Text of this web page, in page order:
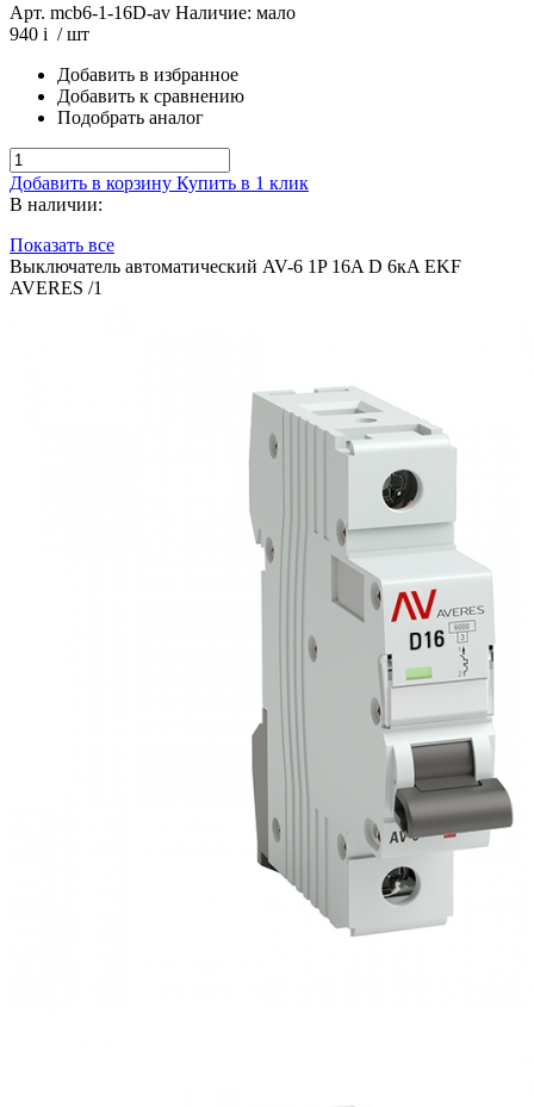
Арт. mcb6-1-16D-av Наличие: мало
940 i / шт
Добавить в избранное
Добавить к сравнению
Подобрать аналог
Добавить в корзину Купить в 1 клик
В наличии:
Показать все
Выключатель автоматический AV-6 1P 16A D 6кA EKF
AVERES /1